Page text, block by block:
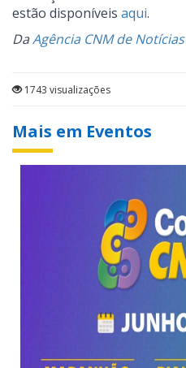
estão disponíveis aqui.
DaAgência CNM de Notícias
1743 visualizações
Mais em Eventos